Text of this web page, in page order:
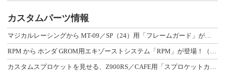
カスタムパーツ情報
マジカルレーシングから MT-09／SP（24）用「フレームガード」が登場！
RPM から ホンダ GROM用エキゾーストシステム「RPM」が登場！（動画あり
カスタムスプロケットを見せる、Z900RS／CAFE用「スプロケットカバーフルキ